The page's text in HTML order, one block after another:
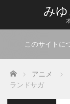
み
このサイトに
Home アニメ
ランドサガ